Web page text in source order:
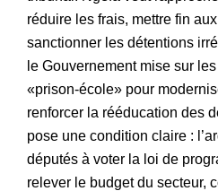
réduire les frais, mettre fin
sanctionner les détentions
le Gouvernement mise sur
«prison-école» pour
renforcer la rééducation des
pose une condition claire :
députés à voter la loi de
relever le budget du secteur,